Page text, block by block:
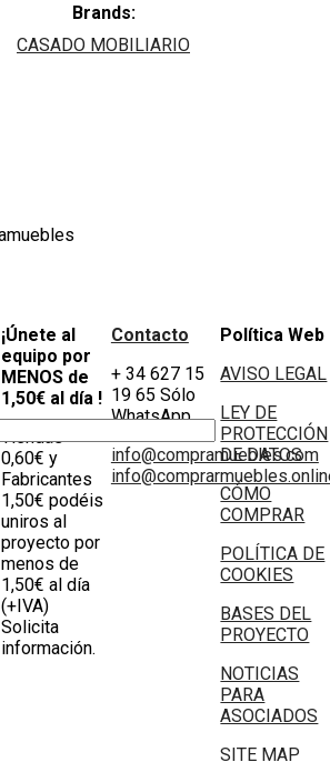
Brands:
CASADO MOBILIARIO
¡Únete al
equipo por
MENOS de
1,50€ al día !
Tiendas
0,60€ y
Fabricantes
1,50€ podéis
uniros al
proyecto por
menos de
1,50€ al día
(+IVA)
Solicita
información.
Contacto
+ 34 627 15
19 65 Sólo
WhatsApp
info@compramuebles.com
Política Web
AVISO LEGAL
LEY DE
PROTECCIÓN
DE DATOS
CÓMO
COMPRAR
POLÍTICA DE
COOKIES
BASES DEL
PROYECTO
NOTICIAS
PARA
ASOCIADOS
SITE MAP